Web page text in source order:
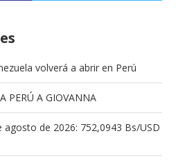
volverá a abrir en Perú
PERÚ A GIOVANNA
agosto de 2026: 752,0943 Bs/USD